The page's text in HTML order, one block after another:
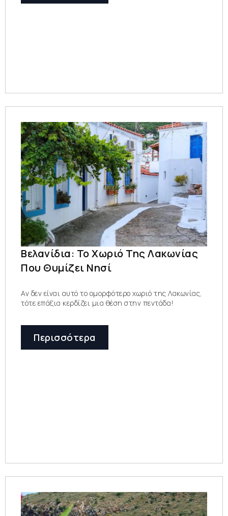
Βελανίδια: Το Χωριό Της Λακωνίας
Που Θυμίζει Νησί
Αν δεν είναι αυτό το ομορφότερο χωριό της Λακωνίας,
τότε επάξια κερδίζει μια θέση στην πεντάδα!
Περισσότερα